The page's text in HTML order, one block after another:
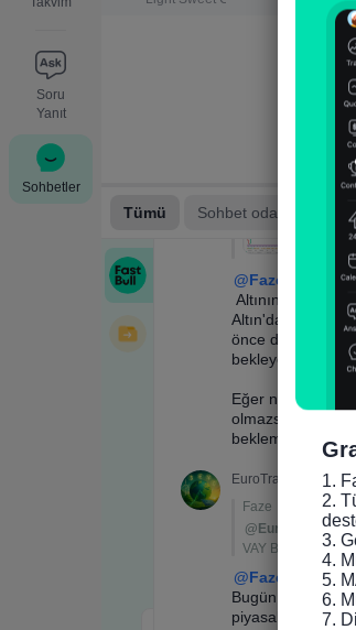
Soru
Yanıt
Sohbetler
1.
2.
3.
4.
5.
6.
7.